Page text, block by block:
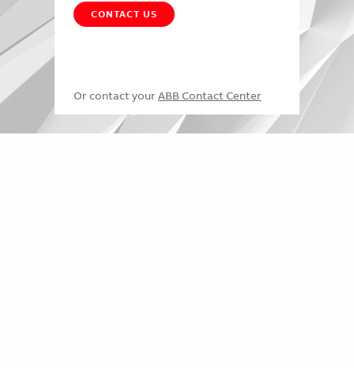
CONTACT US
Or contact your ABB Contact Center